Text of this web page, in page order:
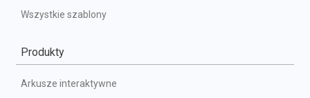
Wszystkie szablony
Produkty
Arkusze interaktywne